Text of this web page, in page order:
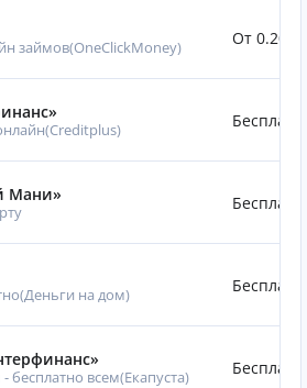
займов(OneClickMoney) От 0.20%
Мани»
на дом)
бесплатно всем(Eкапуста)